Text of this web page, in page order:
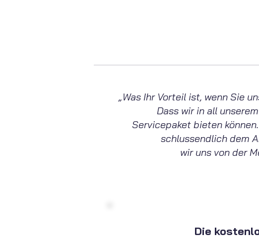
„Was Ihr Vorteil ist, wenn Sie
Dass wir in all
Servicepaket bieten
schlussendlich dem
wir uns von der
Die